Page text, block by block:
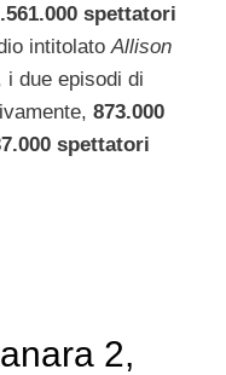
spettatori
intitolatoAllison
i due episodi di
873.000
spettatori
2,